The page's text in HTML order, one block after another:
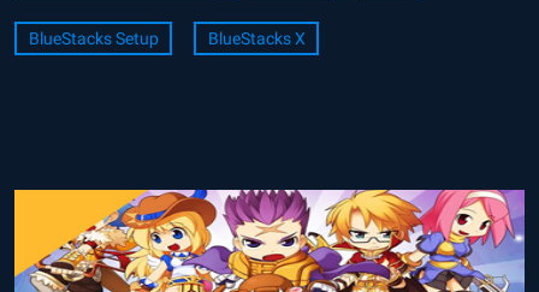
BlueStacks Setup BlueStacks X